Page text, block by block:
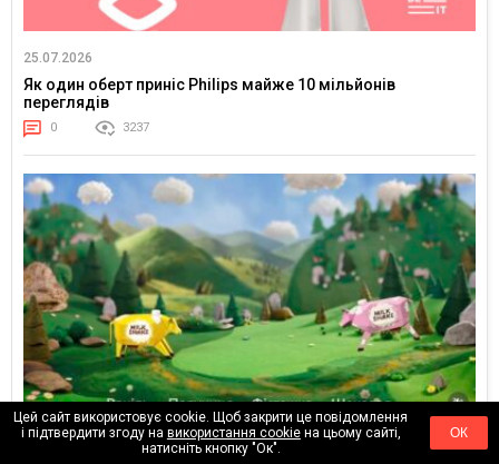
25.07.2026
Як один оберт приніс Philips майже 10 мільйонів
переглядів
0 3237
23.07.2026
Цей сайт використовує cookie. Щоб закрити це повідомлення
і підтвердити згоду на використання cookieна цьому сайті,
натисніть кнопку "Ок".
ОК